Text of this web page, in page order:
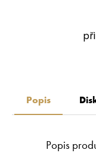
Popis
Popis